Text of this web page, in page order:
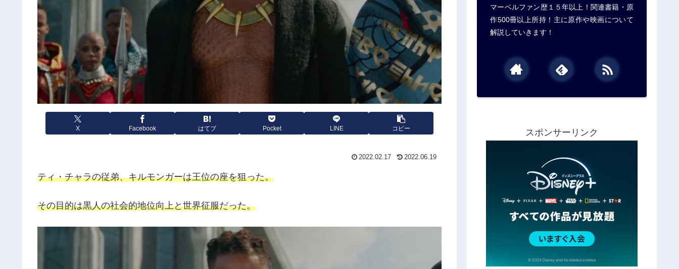
X Facebook はてブ Pocket LINE コピー
2022.02.17 2022.06.19
ティ・チャラの従弟、キルモンガーは王位の座を狙った。
その目的は黒人の社会的地位向上と世界征服だった。
マーベルファン歴１５年以上！関連書籍・原
作500冊以上所持！主に原作や映画について
解説していきます！
スポンサーリンク